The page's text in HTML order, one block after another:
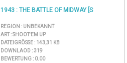
1943 : THE BATTLE OF MIDWAY [S
REGION : UNBEKANNT
ART :SHOOT'EM UP
DATEIGRÖSSE : 143,31 KB
DOWNLAOD :319
BEWERTUNG : 0.00